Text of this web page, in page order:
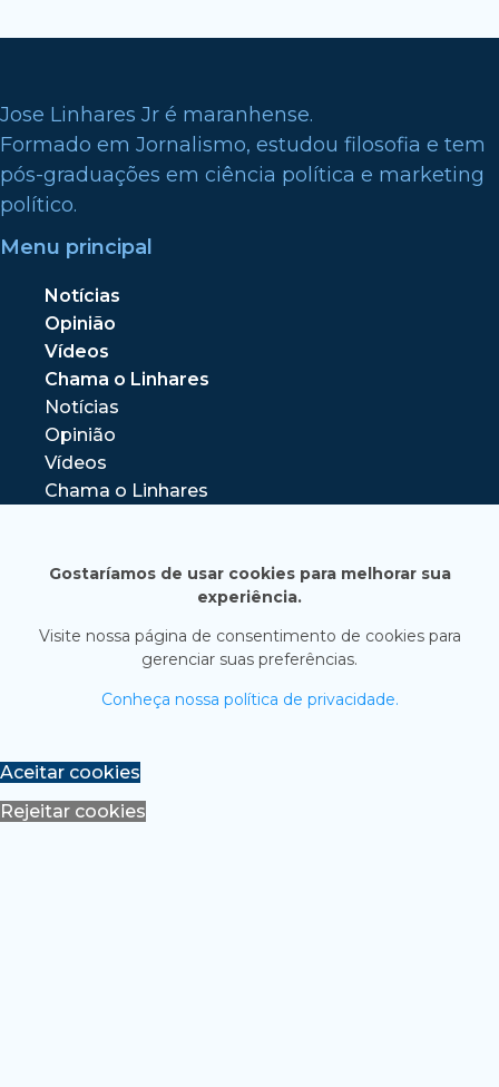
Jose Linhares Jr é maranhense.
Formado em Jornalismo, estudou filosofia e tem
pós-graduações em ciência política e marketing
político.
Menu principal
Notícias
Opinião
Vídeos
Chama o Linhares
Notícias
Opinião
Vídeos
Chama o Linhares
Gostaríamos de usar cookies para melhorar sua
experiência.
Visite nossa página de consentimento de cookies para
gerenciar suas preferências.
Conheça nossa política de privacidade.
Aceitar cookies
Rejeitar cookies